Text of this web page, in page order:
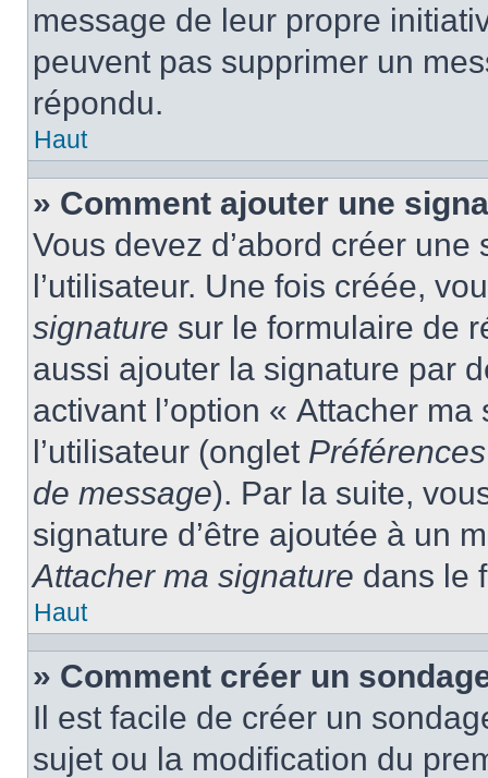
message de leur propre
peuvent pas supprimer un
répondu.
Haut
» Comment ajouter une
Vous devez d’abord créer
l’utilisateur. Une fois créée,
signature sur le formulaire de
aussi ajouter la signature par
activant l’option « Attacher
l’utilisateur (onglet
de message). Par la suite,
signature d’être ajoutée à un
Attacher ma signature dans le
Haut
» Comment créer un
Il est facile de créer un
sujet ou la modification du